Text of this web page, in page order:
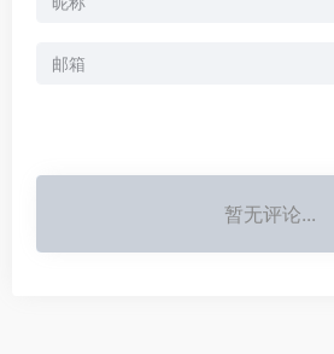
暂无评论...